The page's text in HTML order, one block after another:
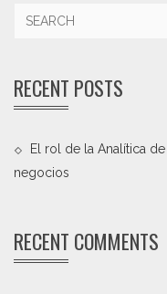
RECENT POSTS
El rol de la Analítica
negocios
RECENT COMMENTS